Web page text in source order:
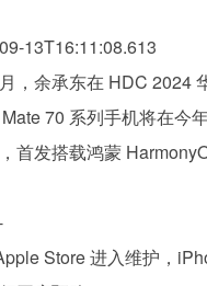
13T16:11:08.613
，余承东在 HDC 2024
70 系列手机将在今
首发搭载鸿蒙
Store 进入维护，